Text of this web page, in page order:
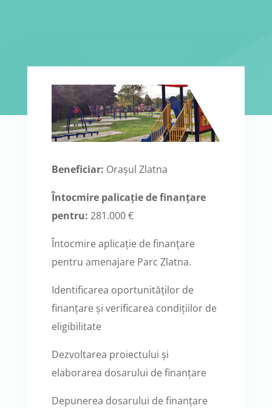
Beneficiar: Orașul Zlatna
Întocmire palicație de finanțare
pentru: 281.000 €
Întocmire aplicație de finanțare
pentru amenajare Parc Zlatna.
Identificarea oportunităților de
finanțare și verificarea condițiilor de
eligibilitate
Dezvoltarea proiectului și
elaborarea dosarului de finanțare
Depunerea dosarului de finanțare